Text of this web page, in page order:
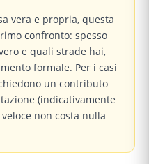
vera e propria, questa
confronto: spesso
e quali strade hai,
formale. Per i casi
un contributo
(indicativamente
non costa nulla